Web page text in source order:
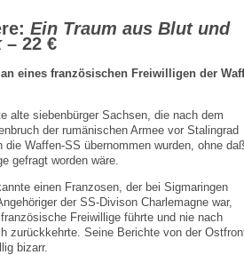
Ein Traum aus Blut und
– 22 €
eines französischen Freiwilligen der
alte siebenbürger Sachsen, die nach dem
der rumänischen Armee vor Stalingrad
die Waffen-SS übernommen wurden, ohne
gefragt worden wäre.
einen Franzosen, der bei Sigmaringen
der SS-Divison Charlemagne war,
Freiwillige führte und nie nach
zurückkehrte. Seine Berichte von der
bizarr.